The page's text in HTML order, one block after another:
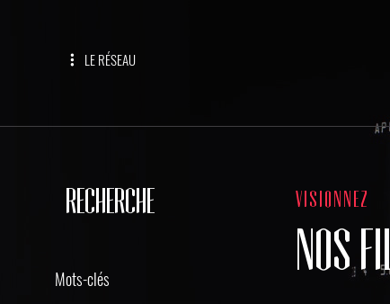
LE RÉSEAU
RECHERCHE
Mots-clés
VISIONNEZ
NOS